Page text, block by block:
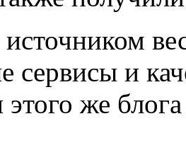
сервисы и
этого же